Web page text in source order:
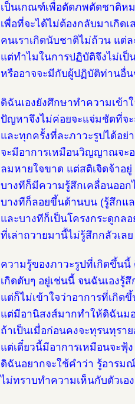
เป็นเกณฑ์เพื่อตัดภพตัดชาติห
เพื่อที่จะได้ไม่ต้องกลับมาเกิด
คนเราเกิดนับชาติไม่ถ้วน แต่
แต่ทำไมในการปฏิบัติจึงไม่เ
หรืออาจจะมีกับผู้ปฏิบัติท่านอื่น
ดิฉันเองยังศึกษาทำความเข้า
ปัญหาจึงไม่ค่อยจะแจ่มชัดที่จ
และทุกครั้งที่ละภาวะรูปได้อย่
จะมีอาการเหมือนวิญญาณจะ
ลมหายใจขาด แต่สติเจิดจ้าอ
บางทีก็มีความรู้สึกเคลื่อนออ
บางทีก็ลอยขึ้นด้านบน (รู้สึกแ
และบางทีก็เป็นโครงกระดูกล
ที่เล่าถวายมานี้ไม่รู้สึกกลัวเล
ความรู้ของภาวะรูปที่เกิดขึ้นนี้
เกิดดับๆ อยู่เช่นนี้ จนฉันเองรู้
แต่ก็ไม่เข้าใจว่าอาการที่เกิด
แต่มีอานิสงส์มากทำให้ดิฉันม
ถ้าเป็นเมื่อก่อนคงจะทุรนทุรา
แต่เดี๋ยวนี้มีอาการเหมือนจะฟุ้
ดิฉันอยากจะใช้คำว่า รู้อารม
ไม่ทราบทำความเห็นกับตัวเอ